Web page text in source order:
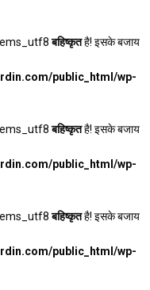
बहिष्कृतहै! इसके बजाय
public_html/wp-
बहिष्कृतहै! इसके बजाय
public_html/wp-
बहिष्कृतहै! इसके बजाय
public_html/wp-